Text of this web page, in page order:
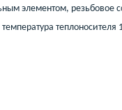
элементом,
теплоносителя